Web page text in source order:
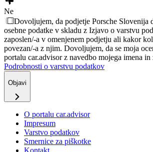
Ne
Dovoljujem, da podjetje Porsche Slovenija
osebne podatke v skladu z Izjavo o varstvu
zaposlen/-a v omenjenem podjetju ali kakor
povezan/-a z njim. Dovoljujem, da se moja
portalu car.advisor z navedbo mojega imena
Podrobnosti o varstvu podatkov
Objavi
O portalu car.advisor
Impresum
Varstvo podatkov
Smernice za piškotke